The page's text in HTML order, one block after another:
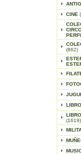
CINE
(862)
(1619)